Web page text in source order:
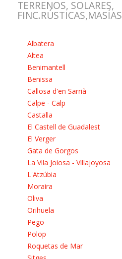
TERRENOS, SOLARES,
FINC.RÚSTICAS,MASÍAS
Albatera
Altea
Benimantell
Benissa
Callosa d'en Sarrià
Calpe - Calp
Castalla
El Castell de Guadalest
El Verger
Gata de Gorgos
La Vila Joiosa - Villajoyosa
L'Atzúbia
Moraira
Oliva
Orihuela
Pego
Polop
Roquetas de Mar